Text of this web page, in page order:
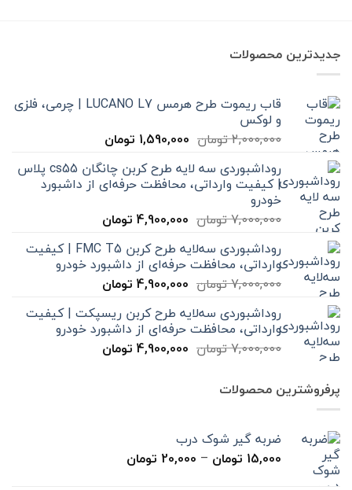
جدیدترین محصولات
قاب ریموت طرح هرمس LUCANO L7 | چرمی، فلزی
و لوکس
2,000,000تومان قیمت
2,000,000 تومان
بود.
1,590,000 تومانقیمت
1,590,000 تومان
است.
روداشبوردی سه‌ لایه طرح کربن چانگان cs55 پلاس
| کیفیت وارداتی، محافظت حرفه‌ای از داشبورد
خودرو
7,000,000تومان قیمت
7,000,000 تومان
بود.
4,900,000 تومانقیمت
4,900,000 تومان
است.
روداشبوردی سه‌لایه طرح کربن FMC T5 | کیفیت
وارداتی، محافظت حرفه‌ای از داشبورد خودرو
7,000,000تومان قیمت
7,000,000 تومان
بود.
4,900,000 تومانقیمت
4,900,000 تومان
است.
روداشبوردی سه‌لایه طرح کربن ریسپکت | کیفیت
وارداتی، محافظت حرفه‌ای از داشبورد خودرو
7,000,000تومان قیمت
4,900,000 تومانقیمت
پرفروشترین محصولات
ضربه گیر شوک درب
15,000 تومان –
20,000 تومان